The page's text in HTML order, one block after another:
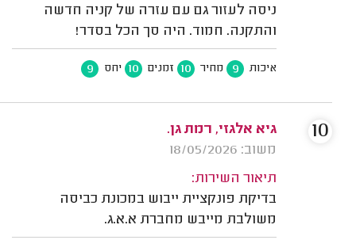
ניסה לעזור גם עם עזרה של קניה חדשה
והתקנה. חמוד. היה סך הכל בסדר!
איכות 9 מחיר 10 זמנים 10 יחס 9
גיא אלגזי, רמת גן.
משוב: 18/05/2026
תיאור השירות:
בדיקת פונקציית ייבוש במכונת כביסה
משולבת מייבש מחברת א.א.ג.
10